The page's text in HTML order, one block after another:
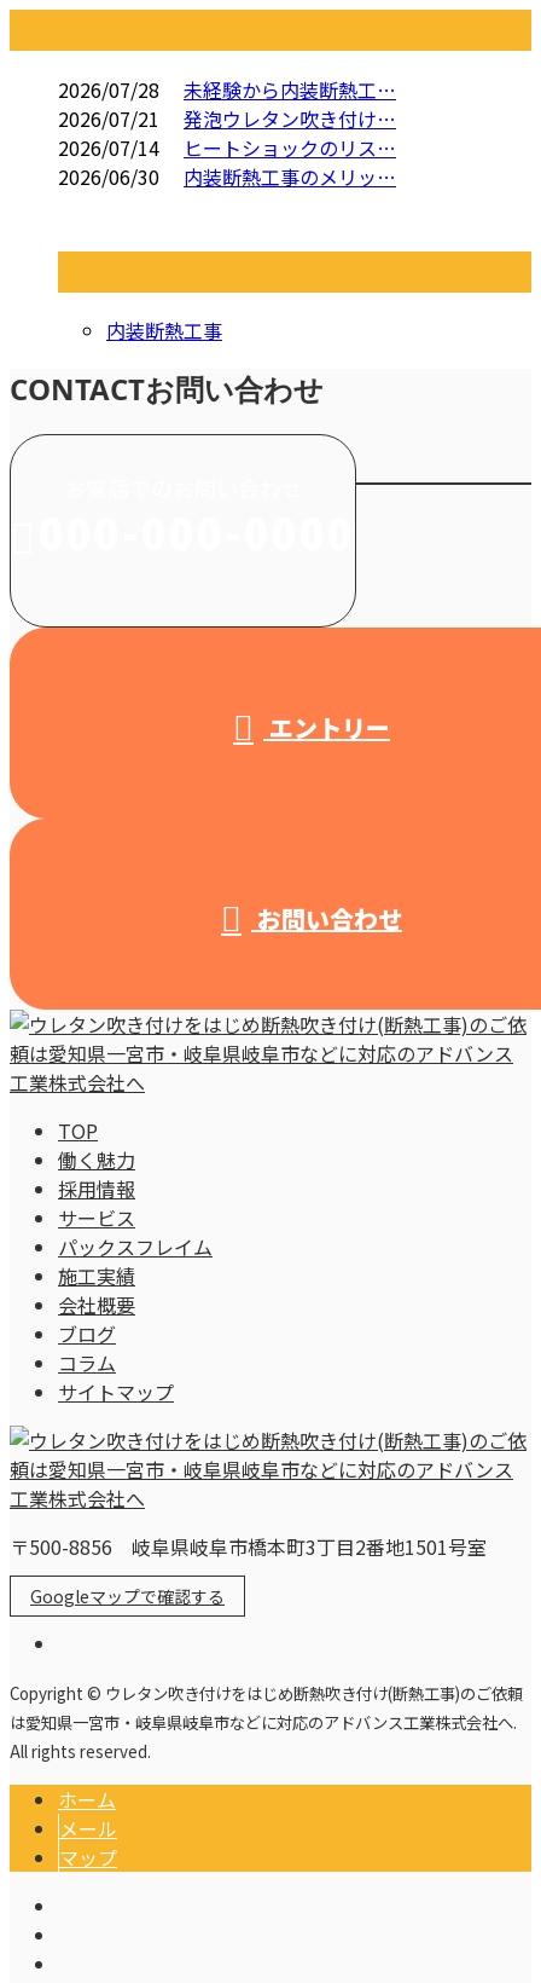
2026/07/28
未経験から内装断熱工…
2026/07/21
発泡ウレタン吹き付け…
2026/07/14
ヒートショックのリス…
2026/06/30
内装断熱工事のメリッ…
内装断熱工事
CONTACTお問い合わせ
エントリー
お問い合わせ
TOP
働く魅力
採用情報
サービス
パックスフレイム
施工実績
会社概要
ブログ
コラム
サイトマップ
〒500-8856 岐阜県岐阜市橋本町3丁目2番地1501号室
Googleマップで確認する
Copyright © ウレタン吹き付けをはじめ断熱吹き付け(断熱工事)のご依頼
は愛知県一宮市・岐阜県岐阜市などに対応のアドバンス工業株式会社へ.
All rights reserved.
ホーム
メール
マップ